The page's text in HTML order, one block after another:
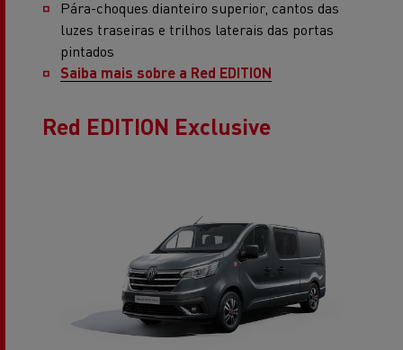
Pára-choques dianteiro superior, cantos das
luzes traseiras e trilhos laterais das portas
pintados
Saiba mais sobre a Red EDITION
Red EDITION Exclusive